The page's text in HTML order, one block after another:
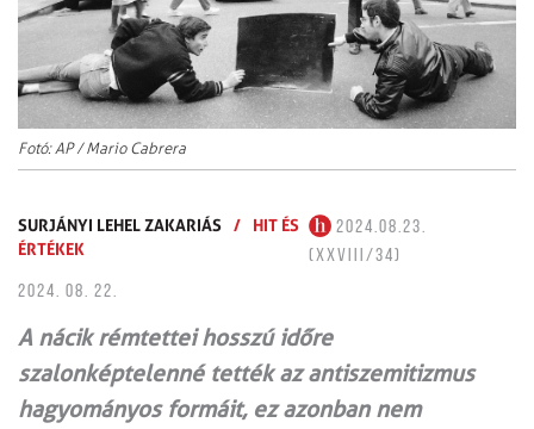
Fotó: AP / Mario Cabrera
SURJÁNYI LEHEL ZAKARIÁS /
HIT ÉS
ÉRTÉKEK
2024.08.23.
(XXVIII/34)
2024. 08. 22.
A nácik rémtettei hosszú időre
szalonképtelenné tették az antiszemitizmus
hagyományos formáit, ez azonban nem